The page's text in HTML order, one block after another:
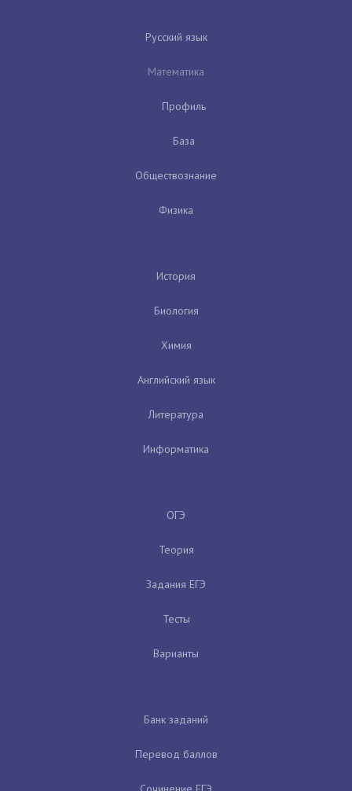
Русский язык
Математика
Профиль
База
Обществознание
Физика
История
Биология
Химия
Английский язык
Литература
Информатика
ОГЭ
Теория
Задания ЕГЭ
Тесты
Варианты
Банк заданий
Перевод баллов